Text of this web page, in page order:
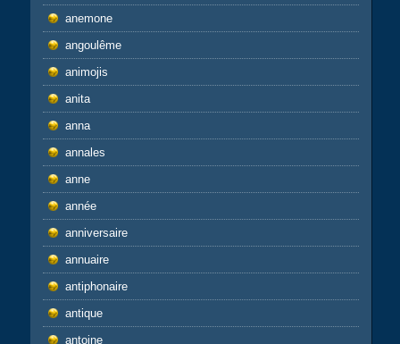
anemone
angoulême
animojis
anita
anna
annales
anne
année
anniversaire
annuaire
antiphonaire
antique
antoine